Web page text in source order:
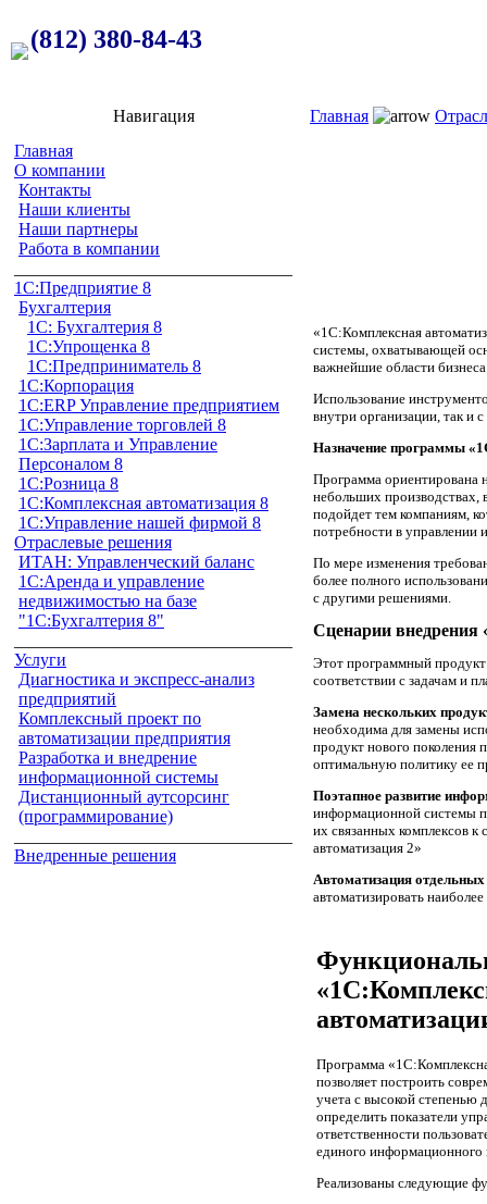
(812) 380-84-43
Навигация
Главная
О компании
Контакты
Наши клиенты
Наши партнеры
Работа в компании
1C:Предприятие 8
Бухгалтерия
1С: Бухгалтерия 8
1С:Упрощенка 8
1С:Предприниматель 8
1С:Корпорация
1С:ERP Управление предприятием
1С:Управление торговлей 8
1С:Зарплата и Управление
Персоналом 8
1С:Розница 8
1С:Комплексная автоматизация 8
1С:Управление нашей фирмой 8
Отраслевые решения
ИТАН: Управленческий баланс
1С:Аренда и управление
недвижимостью на базе
"1С:Бухгалтерия 8"
Услуги
Диагностика и экспресс-анализ
предприятий
Комплексный проект по
автоматизации предприятия
Разработка и внедрение
информационной системы
Дистанционный аутсорсинг
(программирование)
Внедренные решения
Главная
«1С:Комплексная
системы, охватывающей
важнейшие области
Использование
внутри организации, так и
Назначение программы
Программа ориентирована
небольших
подойдет тем компаниям,
потребности в
По мере изменения
более полного
с другими решениями.
Сценарии внедрения
Этот программный продукт
соответствии с задачам и
Замена нескольких
необходима для замены
продукт нового поколения
оптимальную политику ее
Поэтапное развитие
информационной системы
их связанных комплексов
автоматизация 2»
Автоматизация отдельных
автоматизировать
Программа
позволяет построить
учета с высокой степенью
определить показатели
ответственности
единого информационного
Реализованы следующие